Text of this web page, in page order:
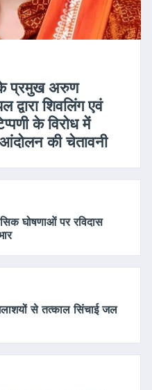
प्रमुख अरुण
द्वारा शिवलिंग एवं
के विरोध में
आंदोलन की चेतावनी
घोषणाओं पर रविदास
से तत्काल सिंचाई जल